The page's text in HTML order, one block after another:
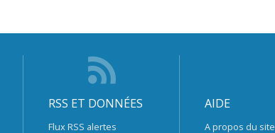
RSS ET DONNÉES
Flux RSS alertes
AIDE
A propos du site